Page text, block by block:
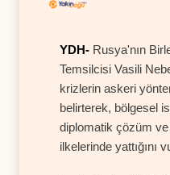
YDH- Rusya'nın
Temsilcisi Vasili
krizlerin askeri
belirterek, bölgesel
diplomatik çözüm
ilkelerinde yattığını